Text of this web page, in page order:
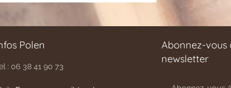
Polen
: 06 38 41 90 73
Abonnez-vous
newsletter